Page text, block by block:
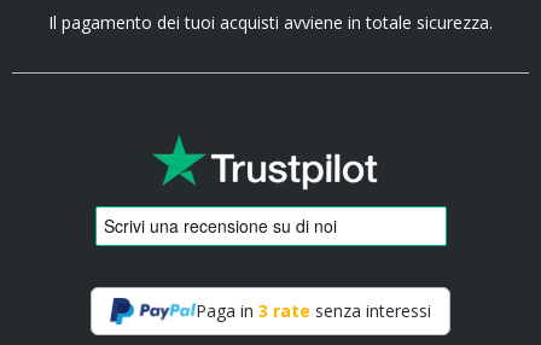
Il pagamento dei tuoi acquisti avviene in totale sicurezza.
Paga in 3 rate senza interessi